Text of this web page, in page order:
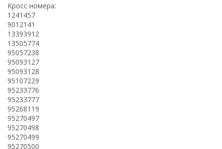
Кросс номера:
1241457
9012141
13393912
13505774
95057238
95093127
95093128
95107229
95233776
95233777
95268119
95270497
95270498
95270499
95270500